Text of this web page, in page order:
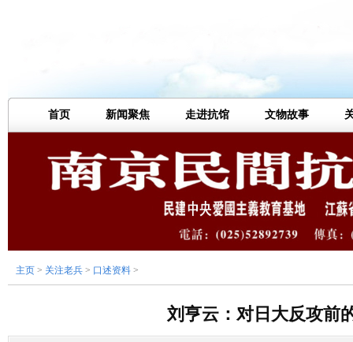
首页 新闻聚焦 走进抗馆 文物故事
主页 > 关注老兵 > 口述资料 >
刘亨云：对日大反攻前